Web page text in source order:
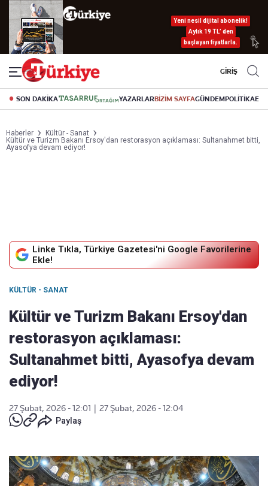
Yeni nesil dijital abonelik!
Aylık 19 TL’ den
başlayan fiyatlarla.
GİRİŞ
SON DAKİKA YAZARLARBİZİM SAYFAGÜNDEMPOLİTİKA
Haberler
Kültür - Sanat
Kültür ve Turizm Bakanı Ersoy'dan restorasyon açıklaması: Sultanahmet bitti,
Ayasofya devam ediyor!
Linke Tıkla, Türkiye Gazetesi'ni Google Favorilerine
Ekle!
KÜLTÜR - SANAT
Kültür ve Turizm Bakanı Ersoy'dan
restorasyon açıklaması:
Sultanahmet bitti, Ayasofya devam
ediyor!
27 Şubat, 2026 - 12:01
27 Şubat, 2026 - 12:04
Paylaş